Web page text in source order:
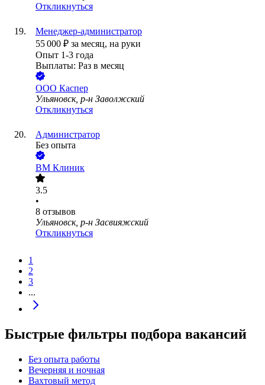
Откликнуться
Менеджер-администратор
55 000 ₽ за месяц, на руки
Опыт 1-3 года
Выплаты: Раз в месяц
ООО Каспер
Ульяновск, р-н Заволжский
Откликнуться
Администратор
Без опыта
ВМ Клиник
3.5
•
8 отзывов
Ульяновск, р-н Засвияжский
Откликнуться
1
2
3
...
Быстрые фильтры подбора вакансий
Без опыта работы
Вечерняя и ночная
Вахтовый метод